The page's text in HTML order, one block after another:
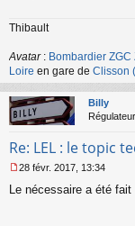
Thibault
Avatar : Bombardier ZGC
Loire en gare de Clisson
Billy
Régulateur
Re: LEL : le topic
e
28 févr. 2017, 13:34
Le nécessaire a été fait